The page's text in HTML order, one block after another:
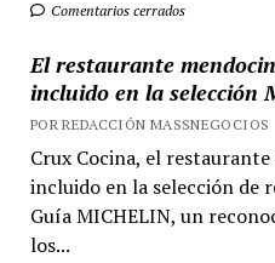
Comentarios cerrados
El restaurante
incluido en la selección
POR REDACCIÓN MASSNEGOCIOS
Crux Cocina, el
incluido en la selección de
Guía MICHELIN, un
los...